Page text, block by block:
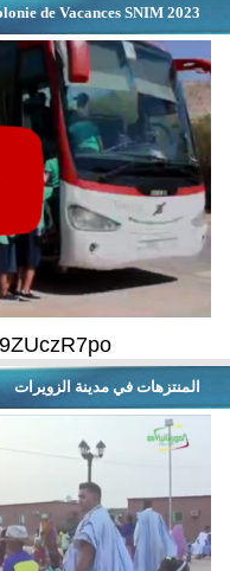
de Vacances SNIM 2023
المنتزهات في مدينة الزويرات